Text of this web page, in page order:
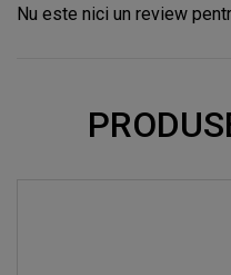
Nu este nici un review